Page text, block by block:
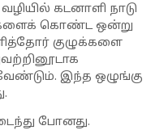
கடனாளி நாடு
கொண்ட ஒன்று
குழுக்களை
இந்த ஒழுங்கு
போனது.